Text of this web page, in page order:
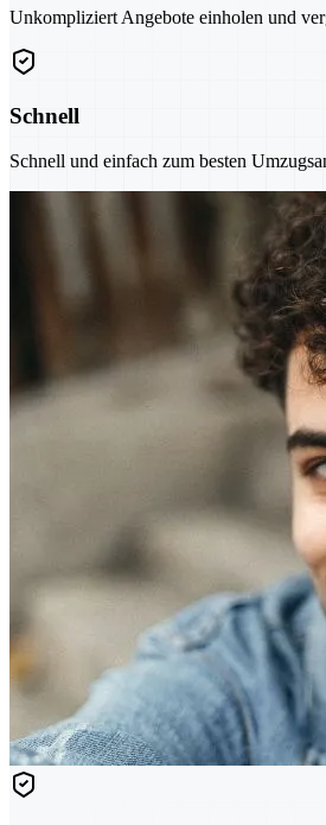
Unkompliziert Angebote einholen und
Schnell
Schnell und einfach zum besten